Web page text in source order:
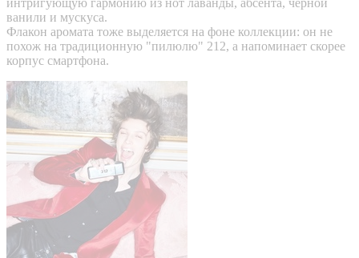
интригующую гармонию из нот лаванды, абсента, черной
ванили и мускуса.
Флакон аромата тоже выделяется на фоне коллекции: он не
похож на традиционную "пилюлю" 212, а напоминает скорее
корпус смартфона.